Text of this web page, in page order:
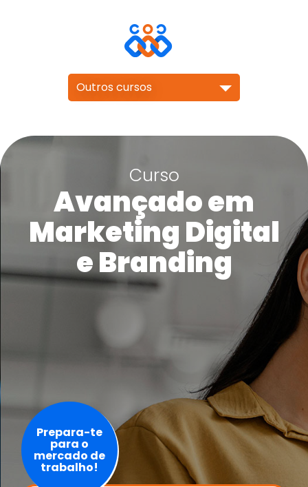
Outros cursos
Curso
Avançado em
Marketing Digital
e Branding
Prepara-te
para o
mercado de
trabalho!